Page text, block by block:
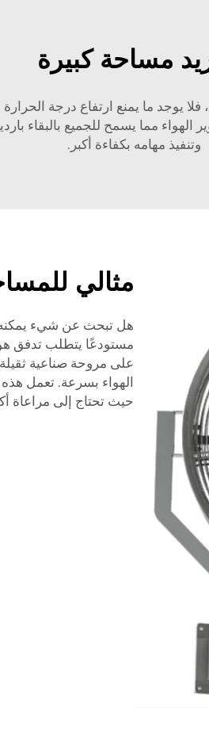
مساحة كبيرة
يوجد ما يمنع ارتفاع درجة
الهواء مما يسمح للجميع بالبقاء
وتنفيذ مهامه بكفاءة أكبر.
مثالي
هل تبحث عن شيء يمكنه
مستودعًا يتطلب تدفق
على مروحة صناعية
الهواء بسرعة. تعمل
حيث تحتاج إلى